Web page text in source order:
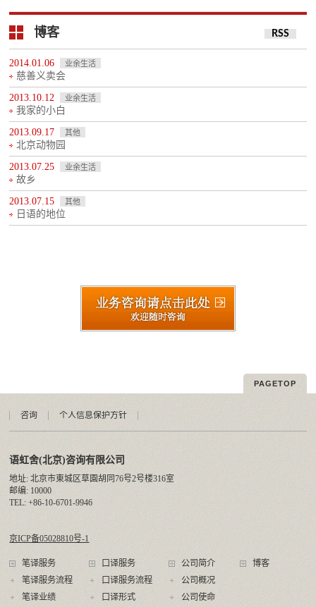
博客 RSS
2014.01.06 业余生活
慈善义卖会
2013.10.12 业余生活
我家的小白
2013.09.17 其他
北京动物园
2013.07.25 业余生活
故乡
2013.07.15 其他
日语的地位
PAGETOP
咨询 个人信息保护方针
语虹舍(北京)咨询有限公司
地址: 北京市東城区草園胡同76号2号楼316室
邮编: 10000
TEL: +86-10-6701-9946
京ICP备05028810号-1
笔译服务
笔译服务流程
笔译业绩
口译服务
口译服务流程
口译形式
公司简介
公司概况
公司使命
博客